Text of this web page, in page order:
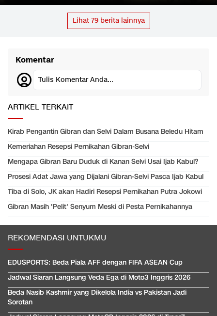
Lihat 79berita lainnya
Komentar
Tulis Komentar Anda...
ARTIKEL TERKAIT
Kirab Pengantin Gibran dan Selvi Dalam Busana Beledu Hitam
Kemeriahan Resepsi Pernikahan Gibran-Selvi
Mengapa Gibran Baru Duduk di Kanan Selvi Usai Ijab Kabul?
Prosesi Adat Jawa yang Dijalani Gibran-Selvi Pasca Ijab Kabul
Tiba di Solo, JK akan Hadiri Resepsi Pernikahan Putra Jokowi
Gibran Masih 'Pelit' Senyum Meski di Pesta Pernikahannya
REKOMENDASI UNTUKMU
EDUSPORTS: Beda Piala AFF dengan FIFA ASEAN Cup
Jadwal Siaran Langsung Veda Ega di Moto3 Inggris 2026
Beda Nasib Kashmir yang Dikelola India vs Pakistan Jadi
Sorotan